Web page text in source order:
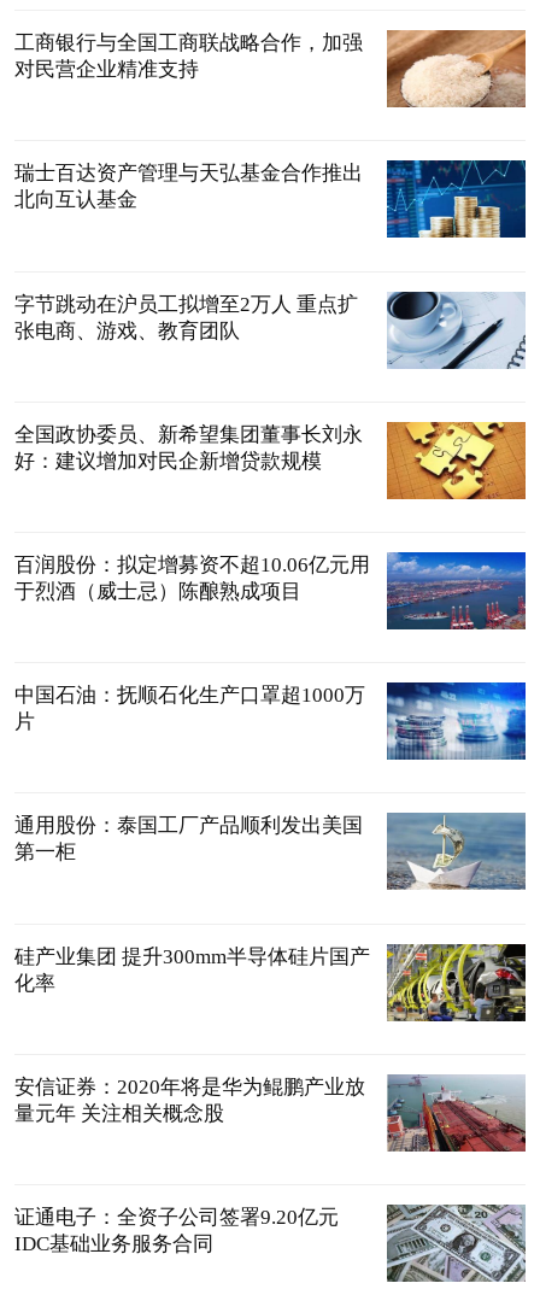
工商银行与全国工商联战略合作，加强
对民营企业精准支持
瑞士百达资产管理与天弘基金合作推出
北向互认基金
字节跳动在沪员工拟增至2万人 重点扩
张电商、游戏、教育团队
全国政协委员、新希望集团董事长刘永
好：建议增加对民企新增贷款规模
百润股份：拟定增募资不超10.06亿元用
于烈酒（威士忌）陈酿熟成项目
中国石油：抚顺石化生产口罩超1000万
片
通用股份：泰国工厂产品顺利发出美国
第一柜
硅产业集团 提升300mm半导体硅片国产
化率
安信证券：2020年将是华为鲲鹏产业放
量元年 关注相关概念股
证通电子：全资子公司签署9.20亿元
IDC基础业务服务合同